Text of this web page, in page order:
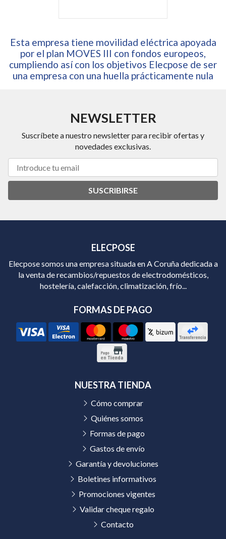
Esta empresa tiene movilidad eléctrica apoyada
por el plan MOVES III con fondos europeos,
cumpliendo así con los objetivos Elecpose de ser
una empresa con una huella prácticamente nula
NEWSLETTER
Suscríbete a nuestro newsletter para recibir ofertas y
novedades exclusivas.
SUSCRIBIRSE
ELECPOSE
Elecpose somos una empresa situada en A Coruña dedicada a
la venta de recambios/repuestos de electrodomésticos,
hostelería, calefacción, climatización, frío...
FORMAS DE PAGO
NUESTRA TIENDA
Cómo comprar
Quiénes somos
Formas de pago
Gastos de envío
Garantía y devoluciones
Boletines informativos
Promociones vigentes
Validar cheque regalo
Contacto